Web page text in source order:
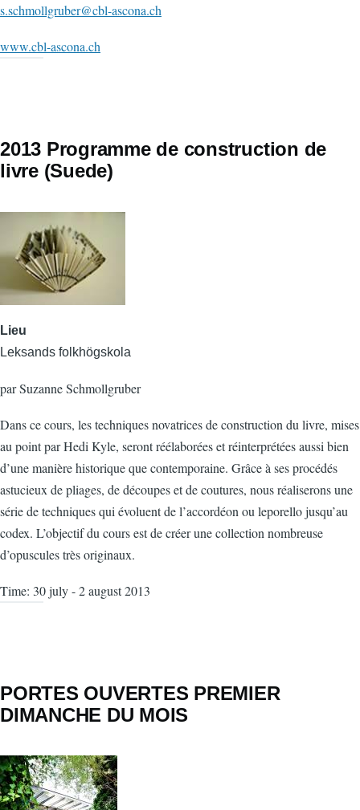
s.schmollgruber@cbl-ascona.ch
www.cbl-ascona.ch
2013 Programme de construction de
livre (Suede)
Lieu
Leksands folkhögskola
par Suzanne Schmollgruber
Dans ce cours, les techniques novatrices de construction du livre, mises
au point par Hedi Kyle, seront réélaborées et réinterprétées aussi bien
d’une manière historique que contemporaine. Grâce à ses procédés
astucieux de pliages, de découpes et de coutures, nous réaliserons une
série de techniques qui évoluent de l’accordéon ou leporello jusqu’au
codex. L’objectif du cours est de créer une collection nombreuse
d’opuscules très originaux.
Time: 30 july - 2 august 2013
PORTES OUVERTES PREMIER
DIMANCHE DU MOIS